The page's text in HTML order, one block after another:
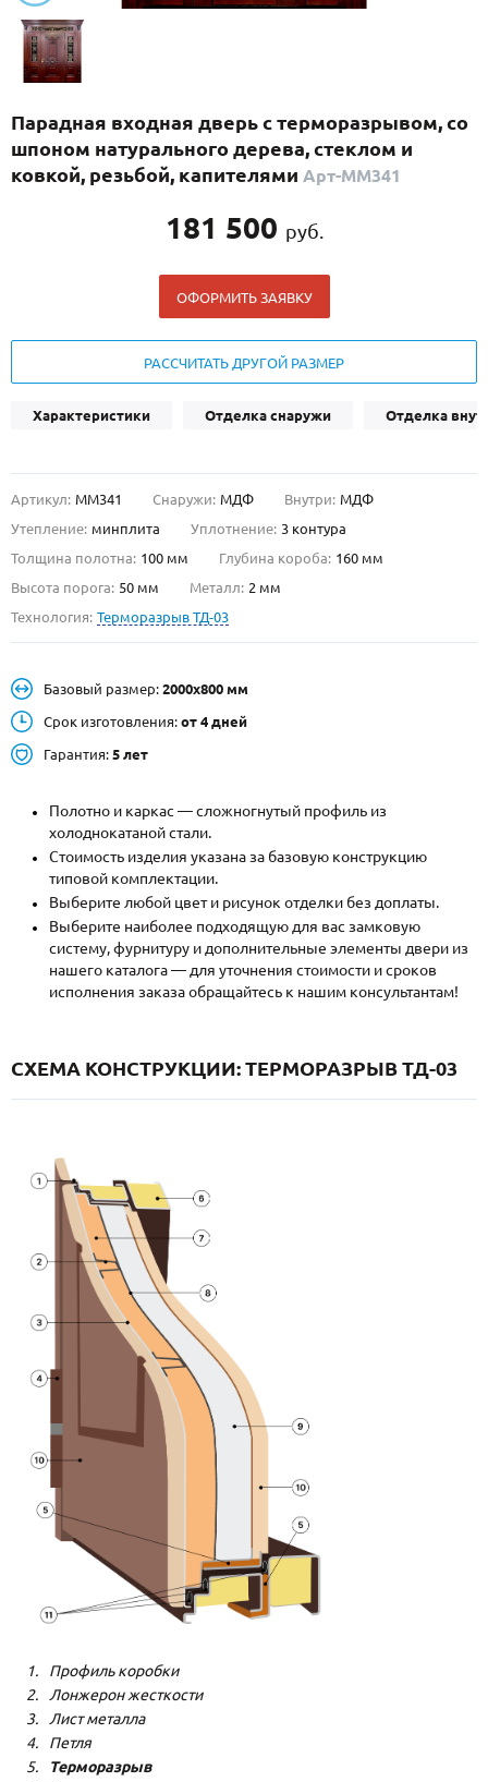
С реечным дизайном(29)
ПО НАЗНАЧЕНИЮ
ПО КОНСТРУКЦИИ
О НАС
Металлические двери от производителя с доставкой и установкой в
НАЙТИ:
INFO@META-M.RU
ЗАПРОСИТЬ РАСЧЕТ
Каталог
Записаться на замер
Парадная входная дверь с терморазрывом, со
шпоном натурального дерева, стеклом и
ковкой, резьбой, капителями Арт-ММ341
181 500 руб.
ОФОРМИТЬ ЗАЯВКУ
РАССЧИТАТЬ ДРУГОЙ РАЗМЕР
Характеристики Отделка снаружи Отделка
Артикул: ММ341 Снаружи: МДФ Внутри: МДФ
Утепление: минплита Уплотнение: 3 контура
Толщина полотна: 100 мм Глубина короба: 160 мм
Высота порога: 50 мм Металл: 2 мм
Технология: Терморазрыв ТД-03
Базовый размер: 2000х800 мм
Срок изготовления: от 4 дней
Гарантия: 5 лет
Полотно и каркас — сложногнутый профиль из
холоднокатаной стали.
Стоимость изделия указана за базовую конструкцию
типовой комплектации.
Выберите любой цвет и рисунок отделки без доплаты.
Выберите наиболее подходящую для вас замковую
систему, фурнитуру и дополнительные элементы двери из
нашего каталога — для уточнения стоимости и сроков
исполнения заказа обращайтесь к нашим консультантам!
СХЕМА КОНСТРУКЦИИ: ТЕРМОРАЗРЫВ ТД-03
Профиль коробки
Лонжерон жесткости
Лист металла
Петля
Терморазрыв